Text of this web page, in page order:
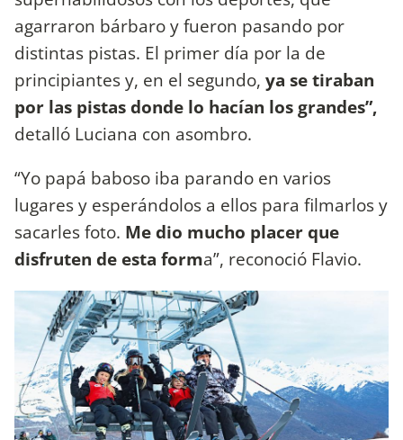
agarraron bárbaro y fueron pasando por
distintas pistas. El primer día por la de
principiantes y, en el segundo, ya se tiraban
por las pistas donde lo hacían los grandes”,
detalló Luciana con asombro.
“Yo papá baboso iba parando en varios
lugares y esperándolos a ellos para filmarlos y
sacarles foto. Me dio mucho placer que
disfruten de esta forma”, reconoció Flavio.